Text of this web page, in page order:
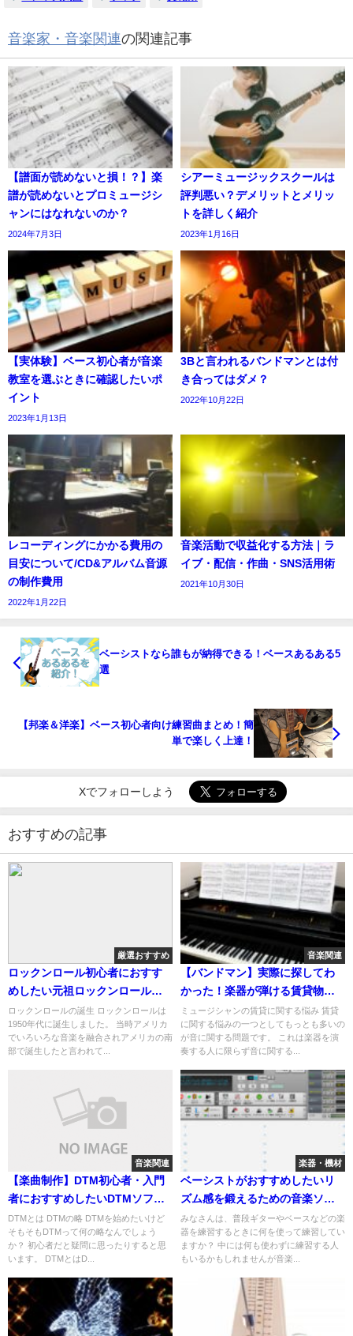
音楽家・音楽関連の関連記事
【譜面が読めないと損！？】楽
譜が読めないとプロミュージシ
ャンにはなれないのか？
2024年7月3日
シアーミュージックスクールは
評判悪い？デメリットとメリッ
トを詳しく紹介
2023年1月16日
【実体験】ベース初心者が音楽
教室を選ぶときに確認したいポ
イント
2023年1月13日
3Bと言われるバンドマンとは付
き合ってはダメ？
2022年10月22日
レコーディングにかかる費用の
目安について/CD&アルバム音源
の制作費用
2022年1月22日
音楽活動で収益化する方法｜ラ
イブ・配信・作曲・SNS活用術
2021年10月30日
ベーシストなら誰もが納得できる！ベースあるある5
選
【邦楽＆洋楽】ベース初心者向け練習曲まとめ！簡
単で楽しく上達！
Xでフォローしよう
おすすめの記事
厳選おすすめ
ロックンロール初心者におすす
めしたい元祖ロックンロールの
名曲を紹介
ロックンロールの誕生 ロックンロールは
1950年代に誕生しました。 当時アメリカ
でいろいろな音楽を融合されアメリカの南
部で誕生したと言われて...
音楽関連
【バンドマン】実際に探してわ
かった！楽器が弾ける賃貸物件
の選び方と注意点
ミュージシャンの賃貸に関する悩み 賃貸
に関する悩みの一つとしてもっとも多いの
が音に関する問題です。 これは楽器を演
奏する人に限らず音に関する...
音楽関連
【楽曲制作】DTM初心者・入門
者におすすめしたいDTMソフト3
選
DTMとは DTMの略 DTMを始めたいけど
そもそもDTMって何の略なんでしょう
か？ 初心者だと疑問に思ったりすると思
います。 DTMとはD...
楽器・機材
ベーシストがおすすめしたいリ
ズム感を鍛えるための音楽ソフ
ト「band-in-a-box」
みなさんは、普段ギターやベースなどの楽
器を練習するときに何を使って練習してい
ますか？ 中には何も使わずに練習する人
もいるかもしれませんが音楽...